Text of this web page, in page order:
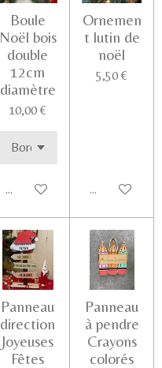
Boule
Noël bois
double
12cm
diamètre
10,00 €
Voir les détails
Ornemen
t lutin de
noël
5,50 €
Voir les
Panneau
direction
Joyeuses
Fêtes
Panneau
à pendre
Crayons
colorés